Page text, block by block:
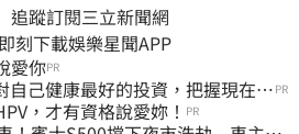
蹤訂閱三立新聞網
一手掌握明星動態 即刻下載娛樂星聞APP
愛你PR
自己健康最好的投資，把握現在不 PR
，才有資格說愛妳！ PR